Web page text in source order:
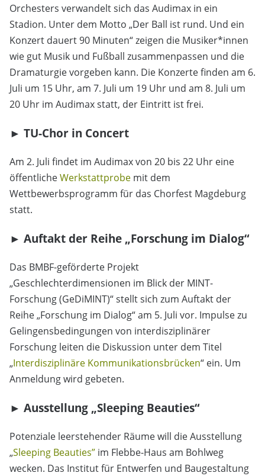
Orchesters verwandelt sich das Audimax in ein
Stadion. Unter dem Motto „Der Ball ist rund. Und ein
Konzert dauert 90 Minuten“ zeigen die Musiker*innen
wie gut Musik und Fußball zusammenpassen und die
Dramaturgie vorgeben kann. Die Konzerte finden am 6.
Juli um 15 Uhr, am 7. Juli um 19 Uhr und am 8. Juli um
20 Uhr im Audimax statt, der Eintritt ist frei.
► TU-Chor in Concert
Am 2. Juli findet im Audimax von 20 bis 22 Uhr eine
öffentlicheWerkstattprobe mit dem
Wettbewerbsprogramm für das Chorfest Magdeburg
statt.
► Auftakt der Reihe „Forschung im Dialog“
Das BMBF-geförderte Projekt
„Geschlechterdimensionen im Blick der MINT-
Forschung (GeDiMINT)“ stellt sich zum Auftakt der
Reihe „Forschung im Dialog“ am 5. Juli vor. Impulse zu
Gelingensbedingungen von interdisziplinärer
Forschung leiten die Diskussion unter dem Titel
„Interdisziplinäre Kommunikationsbrücken“ ein. Um
Anmeldung wird gebeten.
► Ausstellung „Sleeping Beauties“
Potenziale leerstehender Räume will die Ausstellung
„Sleeping Beauties” im Flebbe-Haus am Bohlweg
wecken. Das Institut für Entwerfen und Baugestaltung